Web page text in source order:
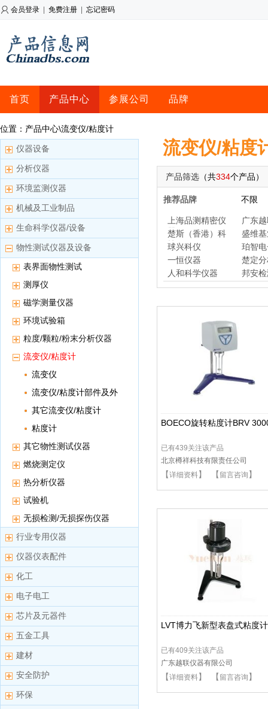
会员登录 免费注册 忘记密码
首页 产品中心 参展公司 品牌
位置：产品中心\流变仪/粘度计
仪器设备
分析仪器
环境监测仪器
机械及工业制品
生命科学仪器/设备
物性测试仪器及设备
表界面物性测试
测厚仪
磁学测量仪器
环境试验箱
粒度/颗粒/粉末分析仪器
流变仪/粘度计
流变仪
流变仪/粘度计部件及外
设 其它流变仪/粘度计
粘度计
其它物性测试仪器
燃烧测定仪
热分析仪器
试验机
无损检测/无损探伤仪器
行业专用仪器
仪器仪表配件
化工
电子电工
芯片及元器件
五金工具
建材
安全防护
环保
流变仪/粘度
产品筛选 （共334个产品）
推荐品牌 不限
上海品测精密仪
器
广东
楚斯（香港）科
技
盛维
球兴科仪
珀智
一恒仪器
楚定
人和科学仪器
邦安
BOECO旋转粘度计BRV
已有439关注该产品
北京樽祥科技有限责任公司
【详细资料】 【 留言咨询 】
LVT博力飞新型表盘式粘度计
已有409关注该产品
广东越联仪器有限公司
【详细资料】 【 留言咨询 】